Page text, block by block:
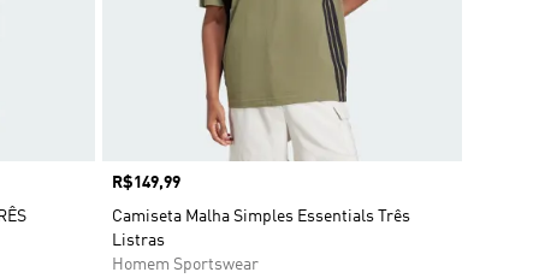
Preço
R$149,99
Camiseta Malha Simples Essentials Três
Listras
Homem Sportswear